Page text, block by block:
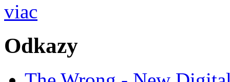
viac
Odkazy